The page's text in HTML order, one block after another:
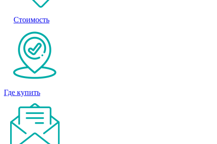
Стоимость
Где купить